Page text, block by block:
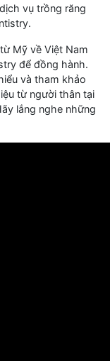
vụ trồng răng
Mỹ về Việt Nam
để đồng hành.
và tham khảo
từ người thân tại
lắng nghe những